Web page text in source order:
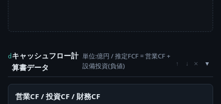
d キャッシュフロー計
算書データ
単位:億円 / 推定FCF = 営業CF +
設備投資(負値)
↑ ↓ ×
営業CF / 投資CF / 財務CF